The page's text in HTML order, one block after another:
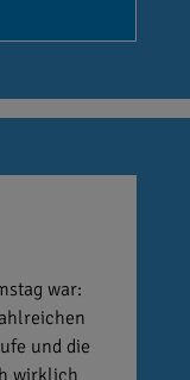
war:
und die
wirklich